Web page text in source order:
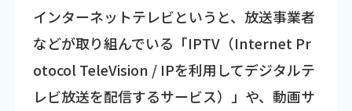
インターネットテレビというと、放送事業者
などが取り組んでいる「IPTV（Internet Pr
otocol TeleVision / IPを利用してデジタルテ
レビ放送を配信するサービス）」や、動画サ